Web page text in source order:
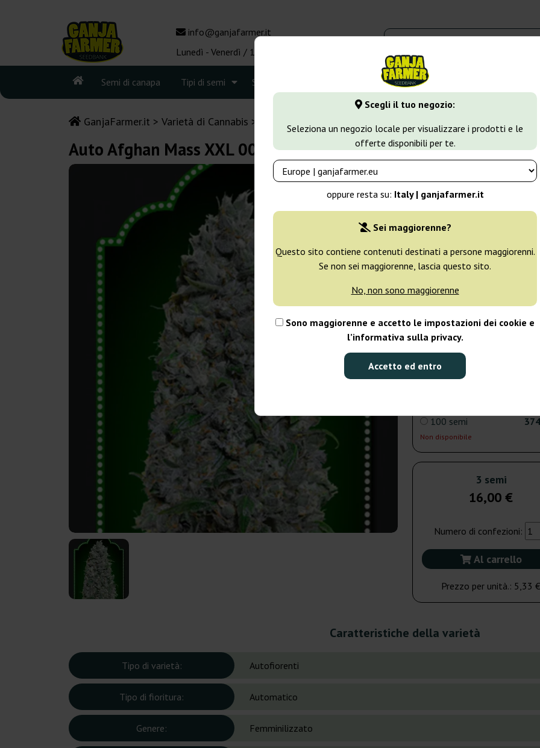
Scegli il tuo negozio:
Seleziona un negozio locale per visualizzare i prodotti e le
offerte disponibili per te.
oppure resta su: Italy | ganjafarmer.it
Sei maggiorenne?
Questo sito contiene contenuti destinati a persone maggiorenni.
Se non sei maggiorenne, lascia questo sito.
No, non sono maggiorenne
Sono maggiorenne e accetto le impostazioni dei cookie e
l’informativa sulla privacy.
Accetto ed entro
info@ganjafarmer.it
Lunedì - Venerdì / 10:00 - 16:00
Semi di canapa Tipi di semi Seedbank Tipi di marijuana Altro
GanjaFarmer.it Varietà di Cannabis
Auto Afghan Mass XXL 00 Seeds Bank
00 Seeds Bank
3 semi
Spedito in 24h
5 semi
Spedito in 24h
25 semi
Non disponibile
100 semi
Non disponibile
3 semi
16,00 €
Numero di confezioni:
Al carrello
Prezzo per unità.: 5,33 €
Caratteristiche della varietà
Tipo di varietà: Autofiorenti
Tipo di fioritura: Automatico
Genere: Femminilizzato